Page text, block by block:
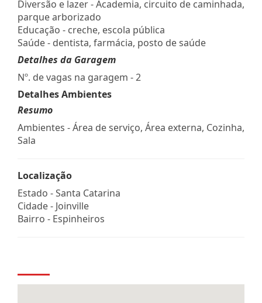
Diversão e lazer - Academia, circuito de caminhada,
parque arborizado
Educação - creche, escola pública
Saúde - dentista, farmácia, posto de saúde
Detalhes da Garagem
Nº. de vagas na garagem - 2
Detalhes Ambientes
Resumo
Ambientes - Área de serviço, Área externa, Cozinha,
Sala
Localização
Estado -Santa Catarina
Cidade - Joinville
Bairro - Espinheiros